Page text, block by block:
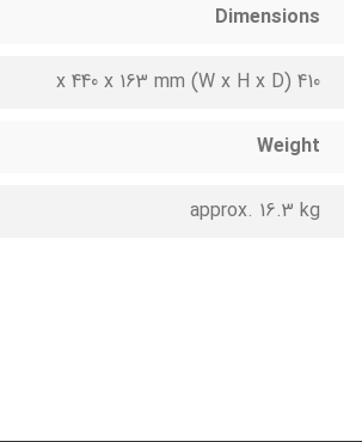
Dimensions
410 x 440 x 163 mm (W x H x D)
Weight
approx. 16.3 kg